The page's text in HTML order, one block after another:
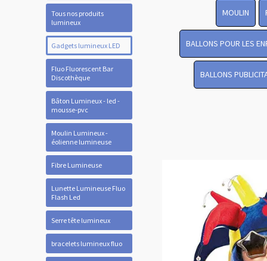
Tous nos produits
lumineux
Gadgets lumineux LED
Fluo Fluorescent Bar
Discothèque
Bâton Lumineux - led -
mousse-pvc
Moulin Lumineux -
éolienne lumineuse
Fibre Lumineuse
Lunette Lumineuse Fluo
Flash Led
Serre tête lumineux
bracelets lumineux fluo
MOULIN
BALLONS POUR LES
BALLONS